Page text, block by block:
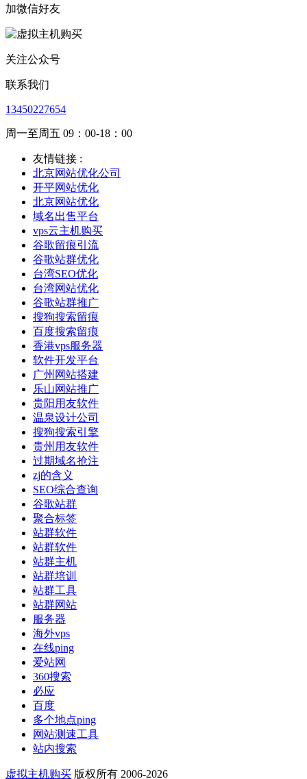
加微信好友
关注公众号
联系我们
13450227654
周一至周五 09：00-18：00
友情链接 :
北京网站优化公司
开平网站优化
北京网站优化
域名出售平台
vps云主机购买
谷歌留痕引流
谷歌站群优化
台湾SEO优化
台湾网站优化
谷歌站群推广
搜狗搜索留痕
百度搜索留痕
香港vps服务器
软件开发平台
广州网站搭建
乐山网站推广
贵阳用友软件
温泉设计公司
搜狗搜索引擎
贵州用友软件
过期域名抢注
zj的含义
SEO综合查询
谷歌站群
聚合标签
站群软件
站群软件
站群主机
站群培训
站群工具
站群网站
服务器
海外vps
在线ping
爱站网
360搜索
必应
百度
多个地点ping
网站测速工具
站内搜索
虚拟主机购买 版权所有 2006-2026